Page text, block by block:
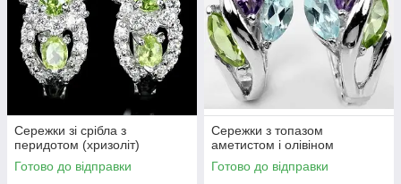
Сережки зі срібла з
перидотом (хризоліт)
Готово до відправки
Сережки з топазом
аметистом і олівіном
Готово до відправки